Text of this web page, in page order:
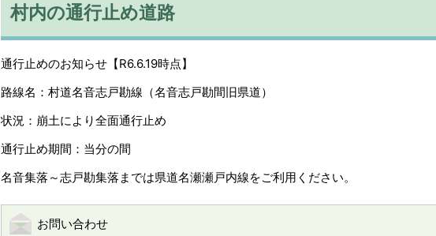
村内の通行止め道路
通行止めのお知らせ【R6.6.19時点】
路線名：村道名音志戸勘線（名音志戸勘間旧県道）
状況：崩土により全面通行止め
通行止め期間：当分の間
名音集落～志戸勘集落までは県道名瀬瀬戸内線をご利用ください。
お問い合わせ